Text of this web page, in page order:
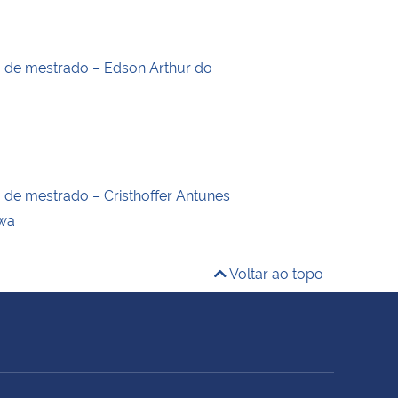
de mestrado – Edson Arthur do
mestrado – Cristhoffer Antunes
Voltar ao topo